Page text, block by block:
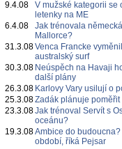
9.4.08
V mužské kategorii se
letenky na ME
6.4.08
Jak trénovala
Mallorce?
31.3.08Venca Francke
australský surf
30.3.08 Neúspěch na Havaji
další plány
26.3.08 Karlovy Vary usilují o
25.3.08Zadák plánuje
23.3.08Jak trénoval Servít s
oceánu?
19.3.08Ambice do
období, říká Pejsar